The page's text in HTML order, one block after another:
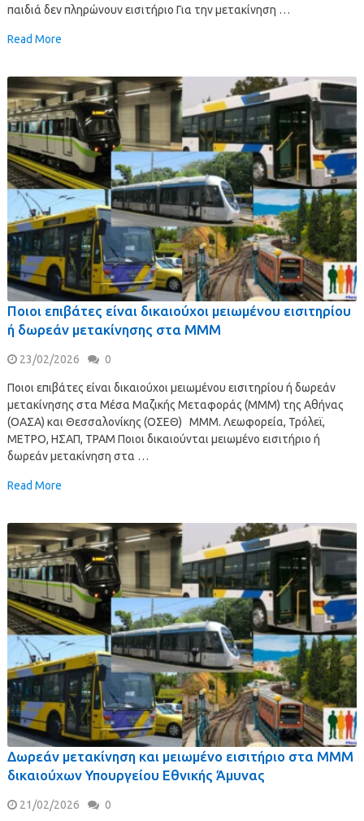
παιδιά δεν πληρώνουν εισιτήριο Για την μετακίνηση …
Read More
Ποιοι επιβάτες είναι δικαιούχοι μειωμένου εισιτηρίου
ή δωρεάν μετακίνησης στα ΜΜΜ
23/02/2026 0
Ποιοι επιβάτες είναι δικαιούχοι μειωμένου εισιτηρίου ή δωρεάν
μετακίνησης στα Μέσα Μαζικής Μεταφοράς (ΜΜΜ) της Αθήνας
(ΟΑΣΑ) και Θεσσαλονίκης (ΟΣΕΘ) ΜΜΜ. Λεωφορεία, Τρόλεϊ,
ΜΕΤΡΟ, ΗΣΑΠ, ΤΡΑΜ Ποιοι δικαιούνται μειωμένο εισιτήριο ή
δωρεάν μετακίνηση στα …
Read More
Δωρεάν μετακίνηση και μειωμένο εισιτήριο στα ΜΜΜ
δικαιούχων Υπουργείου Εθνικής Άμυνας
21/02/2026 0